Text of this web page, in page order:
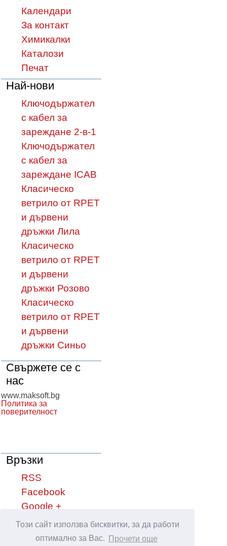
Този сайт използва бисквитки, за да работи
оптимално за Вас.
Прочети още
Календари
За контакт
Химикалки
Каталози
Печат
Най-нови
Ключодържател
с кабел за
зареждане 2-в-1
Ключодържател
с кабел за
зареждане ICAB
Класическо
ветрило от RPET
и дървени
дръжки Лила
Класическо
ветрило от RPET
и дървени
дръжки Розово
Класическо
ветрило от RPET
и дървени
дръжки Синьо
Свържете се с
нас
www.maksoft.bg
Политика за
поверителност
Връзки
RSS
Facebook
Google +
YouTube
Сподели във: